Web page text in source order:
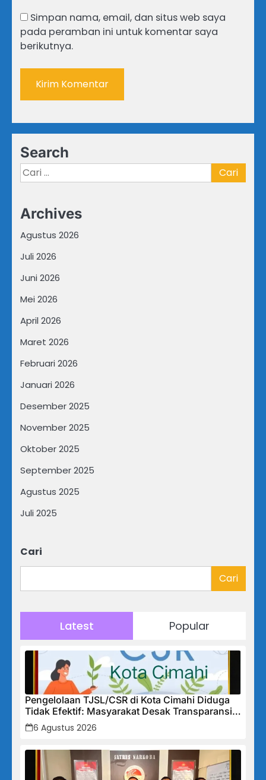
Simpan nama, email, dan situs web saya
pada peramban ini untuk komentar saya
berikutnya.
Search
Cari
untuk:
Archives
Agustus 2026
Juli 2026
Juni 2026
Mei 2026
April 2026
Maret 2026
Februari 2026
Januari 2026
Desember 2025
November 2025
Oktober 2025
September 2025
Agustus 2025
Juli 2025
Cari
Cari
Latest Popular
Pengelolaan TJSL/CSR di Kota Cimahi Diduga
Tidak Efektif: Masyarakat Desak Transparansi
Penuh dan Perbaikan Sistem
6 Agustus 2026